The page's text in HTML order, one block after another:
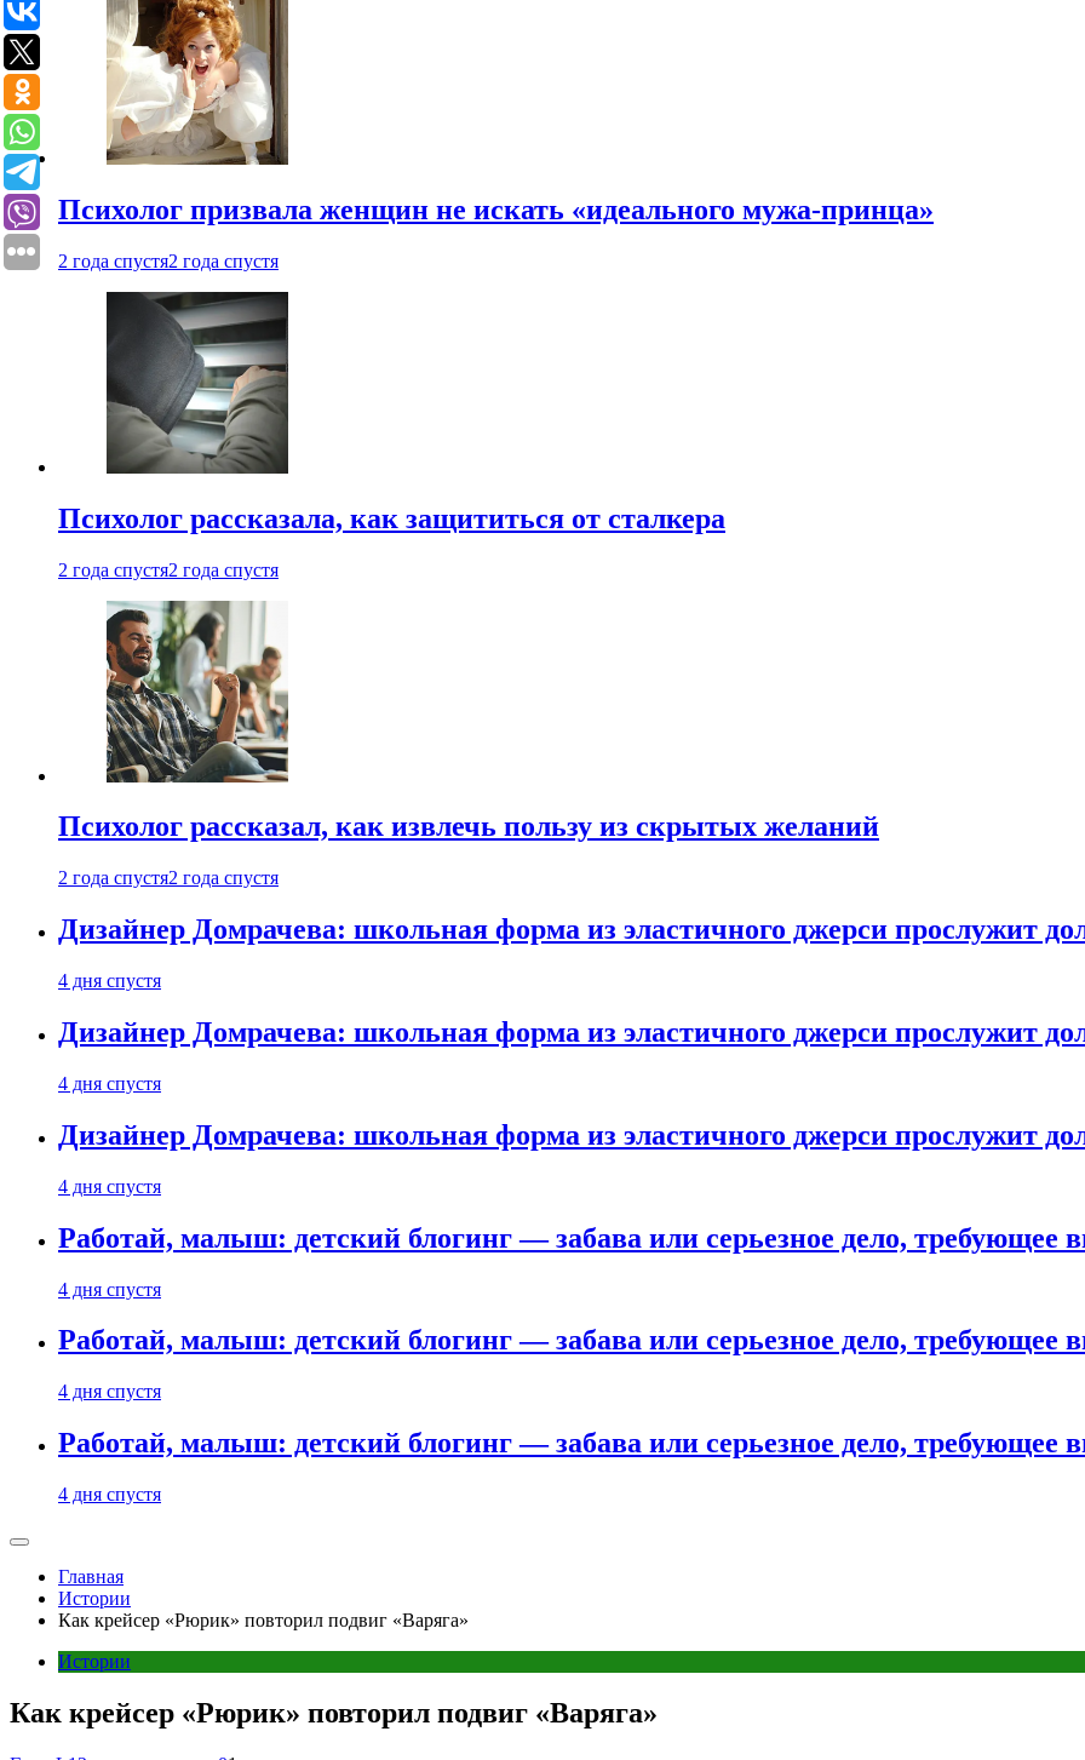
Психолог призвала женщин не искать «идеального мужа-принца»
2 года спустя2 года спустя
Психолог рассказала, как защититься от сталкера
2 года спустя2 года спустя
Психолог рассказал, как извлечь пользу из скрытых желаний
2 года спустя2 года спустя
Дизайнер Домрачева: школьная форма из эластичного джерси прослужит
4 дня спустя
Дизайнер Домрачева: школьная форма из эластичного джерси прослужит
4 дня спустя
Дизайнер Домрачева: школьная форма из эластичного джерси прослужит
4 дня спустя
Работай, малыш: детский блогинг — забава или серьезное дело, требующее
4 дня спустя
Работай, малыш: детский блогинг — забава или серьезное дело, требующее
4 дня спустя
Работай, малыш: детский блогинг — забава или серьезное дело, требующее
4 дня спустя
Главная
Истории
Как крейсер «Рюрик» повторил подвиг «Варяга»
Истории
Как крейсер «Рюрик» повторил подвиг «Варяга»